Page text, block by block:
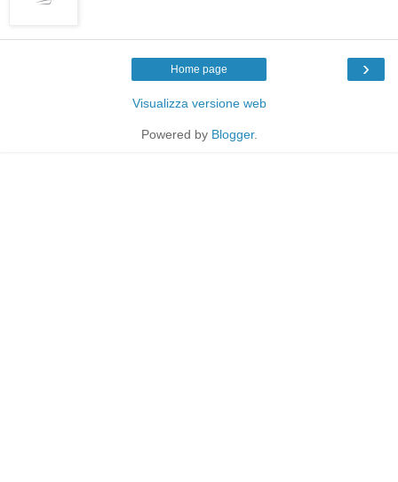
›
Home page
Visualizza versione web
Powered by Blogger.